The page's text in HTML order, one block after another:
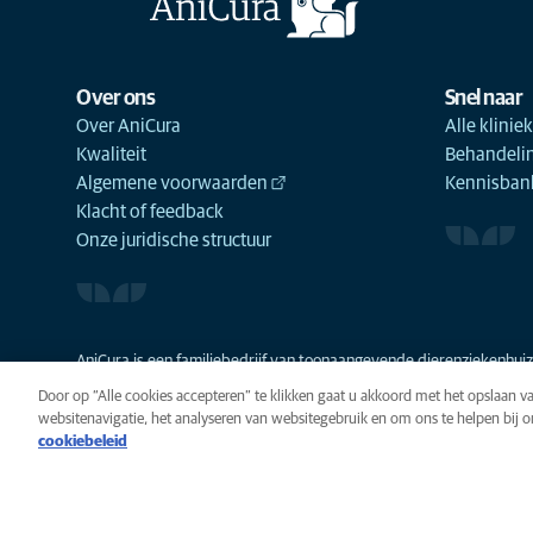
Over ons
Over AniCura
Kwaliteit
Algemene voorwaarden
Klacht of feedback
Onze juridische structuur
Snel naar
Alle
AniCura is een familiebedrijf van toonaangevende
Door op “Alle cookies accepteren” te klikken gaat u akkoord met het opslaan
websitenavigatie, het analyseren van websitegebruik en om ons te helpen bij
cookiebeleid